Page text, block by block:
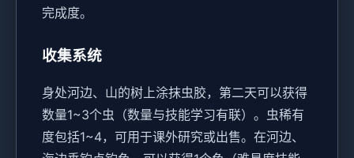
完成度。
收集系统
身处河边、山的树上涂抹虫胶，第二天可以获得
数量1~3个虫（数量与技能学习有联）。虫稀有
度包括1~4，可用于课外研究或出售。 在河边、